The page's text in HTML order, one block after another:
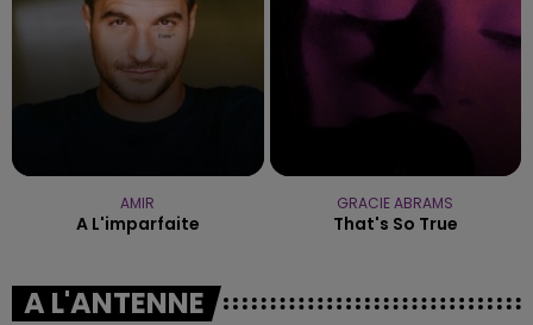
AMIR
A L'imparfaite
GRACIE ABRAMS
That's So True
A L'ANTENNE